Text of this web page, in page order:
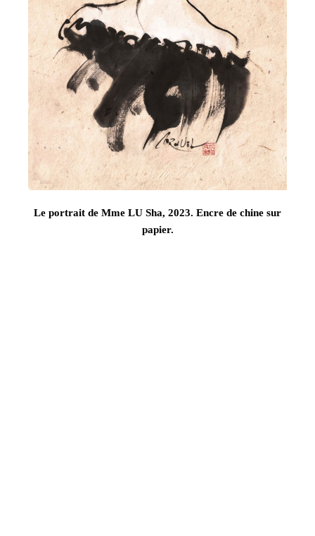
Le portrait de Mme LU Sha, 2023. Encre de chine sur
papier.